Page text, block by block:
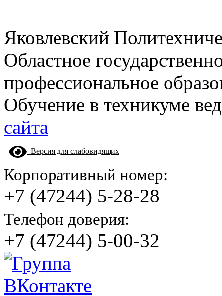
Яковлевский
Областное
профессиональное
Обучение в техникуме
сайта
Версия для слабовидящих
Корпоративный номер:
+7 (47244) 5-28-28
Телефон доверия:
+7 (47244) 5-00-32